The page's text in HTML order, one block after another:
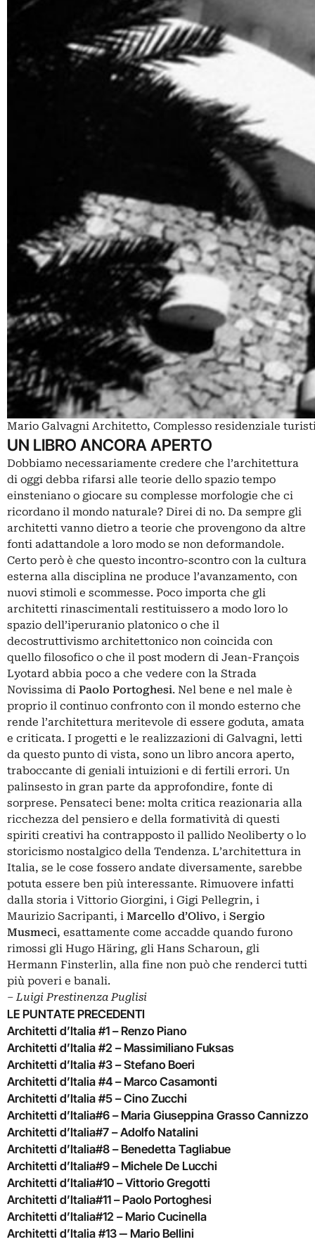
Mario Galvagni Architetto, Complesso residenziale
UN LIBRO ANCORA APERTO
Dobbiamo necessariamente credere che l’architettura
di oggi debba rifarsi alle teorie dello spazio tempo
einsteniano o giocare su complesse morfologie che ci
ricordano il mondo naturale? Direi di no. Da sempre gli
architetti vanno dietro a teorie che provengono da altre
fonti adattandole a loro modo se non deformandole.
Certo però è che questo incontro-scontro con la cultura
esterna alla disciplina ne produce l’avanzamento, con
nuovi stimoli e scommesse. Poco importa che gli
architetti rinascimentali restituissero a modo loro lo
spazio dell’iperuranio platonico o che il
decostruttivismo architettonico non coincida con
quello filosofico o che il post modern di Jean-François
Lyotard abbia poco a che vedere con la Strada
Novissima di Paolo Portoghesi. Nel bene e nel male è
proprio il continuo confronto con il mondo esterno che
rende l’architettura meritevole di essere goduta, amata
e criticata. I progetti e le realizzazioni di Galvagni, letti
da questo punto di vista, sono un libro ancora aperto,
traboccante di geniali intuizioni e di fertili errori. Un
palinsesto in gran parte da approfondire, fonte di
sorprese. Pensateci bene: molta critica reazionaria alla
ricchezza del pensiero e della formatività di questi
spiriti creativi ha contrapposto il pallido Neoliberty o lo
storicismo nostalgico della Tendenza. L’architettura in
Italia, se le cose fossero andate diversamente, sarebbe
potuta essere ben più interessante. Rimuovere infatti
dalla storia i Vittorio Giorgini, i Gigi Pellegrin, i
Maurizio Sacripanti, i Marcello d’Olivo, i Sergio
Musmeci, esattamente come accadde quando furono
rimossi gli Hugo Häring, gli Hans Scharoun, gli
Hermann Finsterlin, alla fine non può che renderci tutti
più poveri e banali.
‒Luigi Prestinenza Puglisi
LE PUNTATE PRECEDENTI
Architetti d’Italia #1 – Renzo Piano
Architetti d’Italia #2 – Massimiliano Fuksas
Architetti d’Italia #3 – Stefano Boeri
Architetti d’Italia #4 – Marco Casamonti
Architetti d’Italia #5 – Cino Zucchi
Architetti d’Italia#6 – Maria Giuseppina Grasso Cannizzo
Architetti d’Italia#7 – Adolfo Natalini
Architetti d’Italia#8 – Benedetta Tagliabue
Architetti d’Italia#9 – Michele De Lucchi
Architetti d’Italia#10 – Vittorio Gregotti
Architetti d’Italia#11 – Paolo Portoghesi
Architetti d’Italia#12 – Mario Cucinella
Architetti d’Italia #13 ‒ Mario Bellini